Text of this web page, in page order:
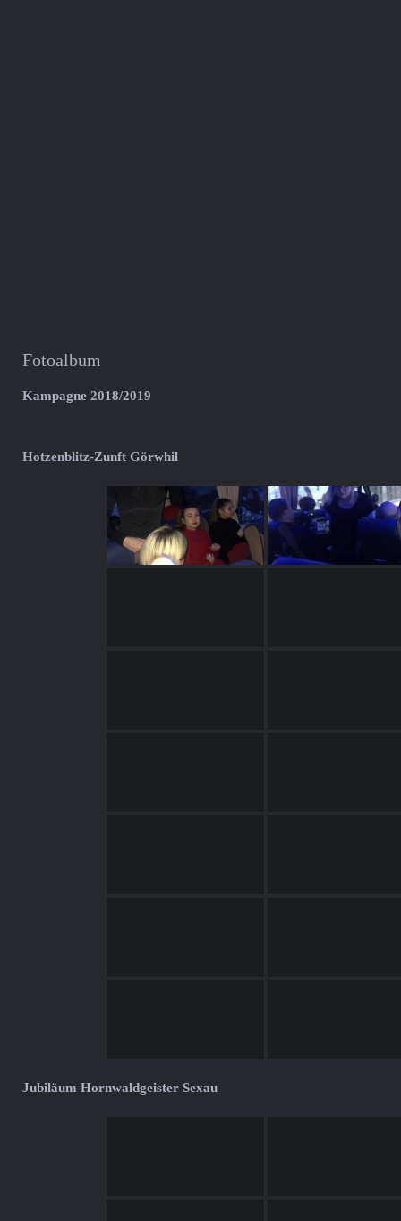
Fotoalbum
Kampagne 2018/2019
Hotzenblitz-Zunft Görwhil
Jubiläum Hornwaldgeister Sexau